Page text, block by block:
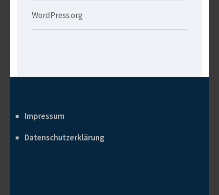
WordPress.org
Impressum
Datenschutzerklärung